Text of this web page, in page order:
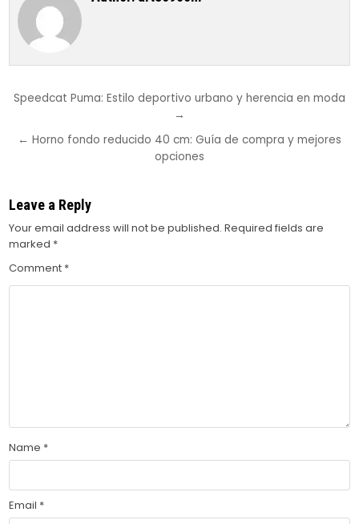
Post
Speedcat Puma: Estilo deportivo urbano y herencia en moda
→
← Horno fondo reducido 40 cm: Guía de compra y mejores
opciones
Leave a Reply
Your email address will not be published. Required fields are
marked *
Comment *
Name *
Email *